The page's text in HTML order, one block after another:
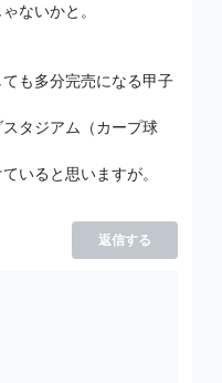
ないかと。
も多分完売になる甲子
タジアム（カープ球
いると思いますが。
返信する